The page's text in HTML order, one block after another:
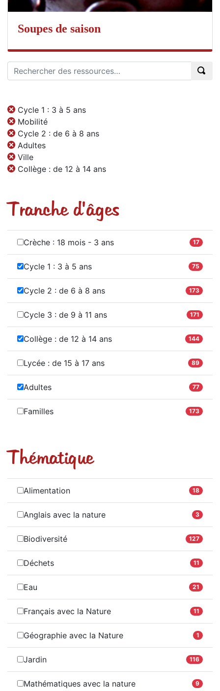
Soupes de saison
Cycle 1 : 3 à 5 ans
Mobilité
Cycle 2 : de 6 à 8 ans
Adultes
Ville
Collège : de 12 à 14 ans
Tranche d'âges
Crèche : 18 mois - 3 ans 17
Cycle 1 : 3 à 5 ans 75
Cycle 2 : de 6 à 8 ans 173
Cycle 3 : de 9 à 11 ans 171
Collège : de 12 à 14 ans 144
Lycée : de 15 à 17 ans 89
Adultes 77
Familles 173
Thématique
Alimentation 18
Anglais avec la nature 3
Biodiversité 127
Déchets 11
Eau 21
Français avec la Nature 11
Géographie avec la Nature 1
Jardin 116
Mathématiques avec la nature 9